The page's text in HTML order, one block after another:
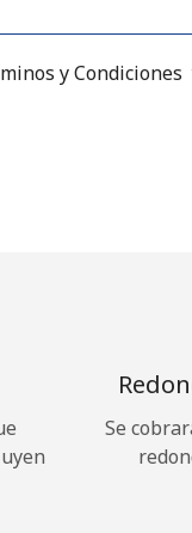
y Condiciones
Se